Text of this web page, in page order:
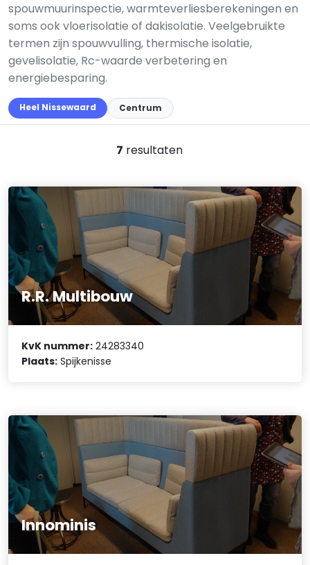
spouwmuurinspectie, warmteverliesberekeningen en
soms ook vloerisolatie of dakisolatie. Veelgebruikte
termen zijn spouwvulling, thermische isolatie,
gevelisolatie, Rc-waarde verbetering en
energiebesparing.
Heel Nissewaard Centrum
7 resultaten
R.R. Multibouw
KvK nummer: 24283340
Plaats: Spijkenisse
Innominis